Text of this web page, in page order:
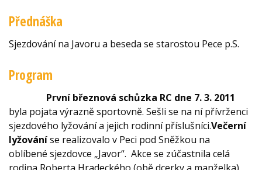
Přednáška
Sjezdování na Javoru a beseda se starostou Pece p.S.
Program
První březnová schůzka RC dne 7. 3. 2011
byla pojata výrazně sportovně. Sešli se na ní přívrženci
sjezdového lyžování a jejich rodinní příslušníci.Večerní
lyžováníse realizovalo v Peci pod Sněžkou na
oblíbené sjezdovce „Javor“. Akce se zúčastnila celá
rodina Roberta Hradeckého (obě dcerky a manželka),